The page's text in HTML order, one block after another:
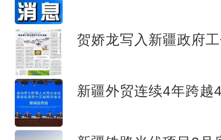
贺娇龙写入新疆政府
新疆外贸连续4年跨越
塔克拉玛干北缘现冰裂奇观 罗布淖